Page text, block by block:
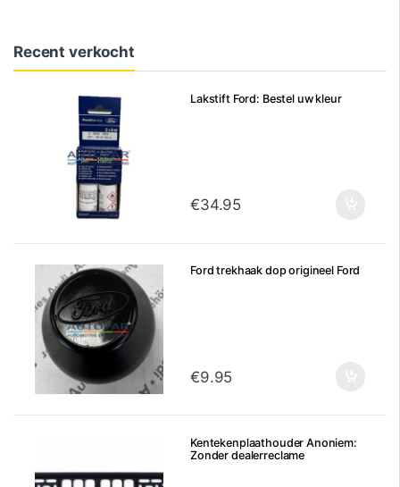
Recent verkocht
Lakstift Ford: Bestel uw kleur
€34.95
Ford trekhaak dop origineel Ford
€9.95
Kentekenplaathouder Anoniem:
Zonder dealerreclame